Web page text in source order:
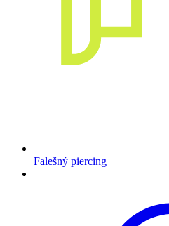
Falešný piercing